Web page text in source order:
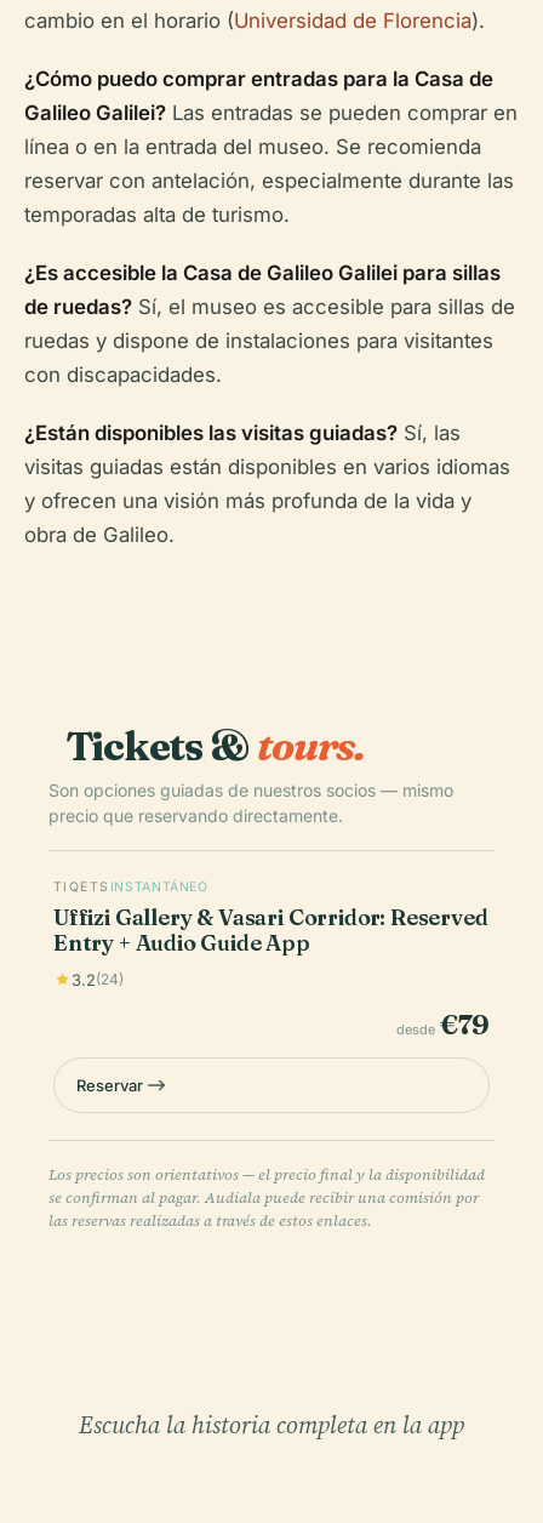
cambio en el horario (Universidad de Florencia).
¿Cómo puedo comprar entradas para la Casa de
Galileo Galilei? Las entradas se pueden comprar en
línea o en la entrada del museo. Se recomienda
reservar con antelación, especialmente durante las
temporadas alta de turismo.
¿Es accesible la Casa de Galileo Galilei para sillas
de ruedas? Sí, el museo es accesible para sillas de
ruedas y dispone de instalaciones para visitantes
con discapacidades.
¿Están disponibles las visitas guiadas? Sí, las
visitas guiadas están disponibles en varios idiomas
y ofrecen una visión más profunda de la vida y
obra de Galileo.
Tickets &tours.
Son opciones guiadas de nuestros socios — mismo
precio que reservando directamente.
TIQETS INSTANTÁNEO
Uffizi Gallery & Vasari Corridor: Reserved
Entry + Audio Guide App
3.2(24)
desde €79
Reservar
Los precios son orientativos — el precio final y la disponibilidad
se confirman al pagar. Audiala puede recibir una comisión por
las reservas realizadas a través de estos enlaces.
Escucha la historia completa en la app